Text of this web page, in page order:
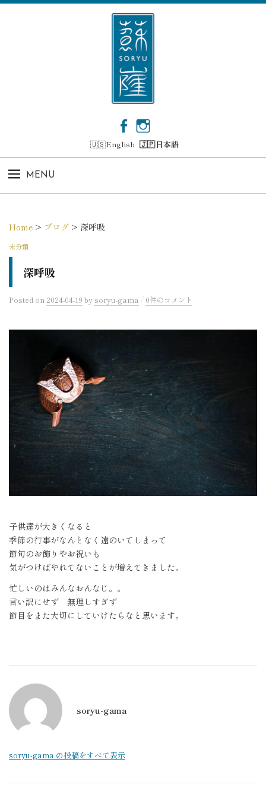
コ
c
e
o
s
t
r
English 日本語
MENU
Home > ブログ > 深呼吸
未分類
深呼吸
Posted on 2024-04-19 by soryu-gama / 0件のコメント
子供達が大きくなると
季節の行事がなんとなく遠のいてしまって
節句のお飾りやお祝いも
気がつけばやれてないことが増えてきました。
忙しいのはみんなおんなじ。。
言い訳にせず 無理しすぎず
節目をまた大切にしていけたらなと思います。
soryu-gama
soryu-gama の投稿をすべて表示